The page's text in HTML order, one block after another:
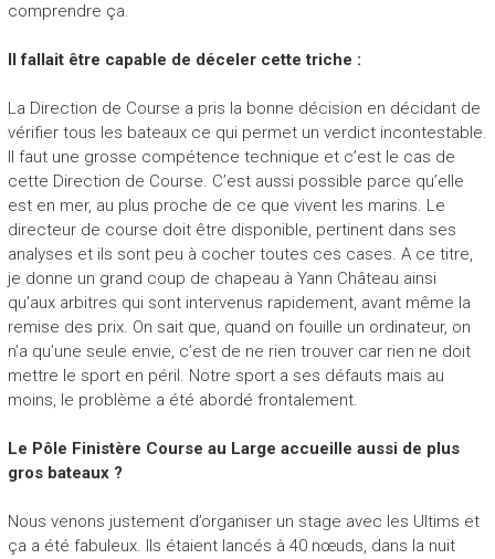
comprendre ça.
Il fallait être capable de déceler cette triche :
La Direction de Course a pris la bonne décision en décidant de
vérifier tous les bateaux ce qui permet un verdict incontestable.
Il faut une grosse compétence technique et c’est le cas de
cette Direction de Course. C’est aussi possible parce qu’elle
est en mer, au plus proche de ce que vivent les marins. Le
directeur de course doit être disponible, pertinent dans ses
analyses et ils sont peu à cocher toutes ces cases. A ce titre,
je donne un grand coup de chapeau à Yann Château ainsi
qu’aux arbitres qui sont intervenus rapidement, avant même la
remise des prix. On sait que, quand on fouille un ordinateur, on
n’a qu’une seule envie, c’est de ne rien trouver car rien ne doit
mettre le sport en péril. Notre sport a ses défauts mais au
moins, le problème a été abordé frontalement.
Le Pôle Finistère Course au Large accueille aussi de plus
gros bateaux ?
Nous venons justement d’organiser un stage avec les Ultims et
ça a été fabuleux. Ils étaient lancés à 40 nœuds, dans la nuit